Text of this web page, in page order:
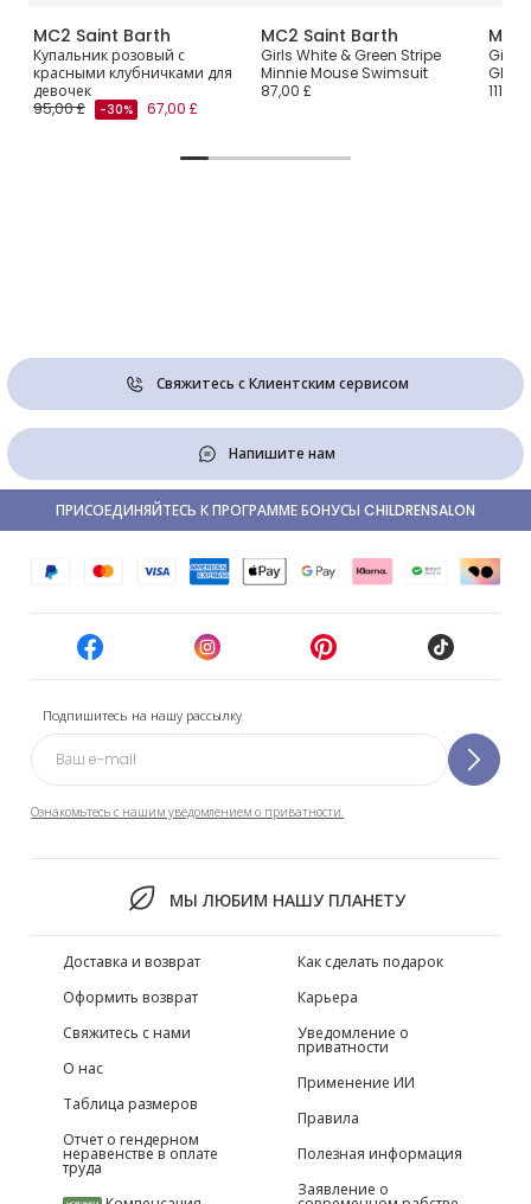
MC2 Saint Barth
Купальник розовый с
красными клубничками для
девочек
95,00 £
-30% 67,00 £
MC2 Saint Barth
Girls White & Green Stripe
Minnie Mouse Swimsuit
87,00 £
Girls
111,00
Свяжитесь с Клиентским сервисом
Напишите нам
Подпишитесь на нашу рассылку
Ознакомьтесь с нашим уведомлением о приватности.
МЫ ЛЮБИМ НАШУ ПЛАНЕТУ
ПРИСОЕДИНЯЙТЕСЬ К ПРОГРАММЕ БОНУСЫ CHILDRENSALON
Доставка и возврат
Оформить возврат
Свяжитесь с нами
О нас
Таблица размеров
Отчет о гендерном
неравенстве в оплате
труда
Как сделать подарок
Карьера
Уведомление о
приватности
Применение ИИ
Правила
Полезная информация
Заявление о